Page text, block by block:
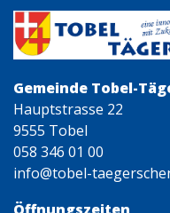
Gemeinde Tobel-
Hauptstrasse 22
9555 Tobel
058 346 01 00
info@tobel-